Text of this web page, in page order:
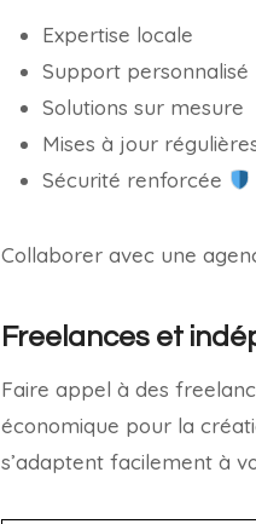
Expertise locale
Support personnalisé
Solutions sur mesure
Mises à jour
Sécurité renforcée
Collaborer avec une
Freelances et
Faire appel à des
économique pour la
s’adaptent facilement à